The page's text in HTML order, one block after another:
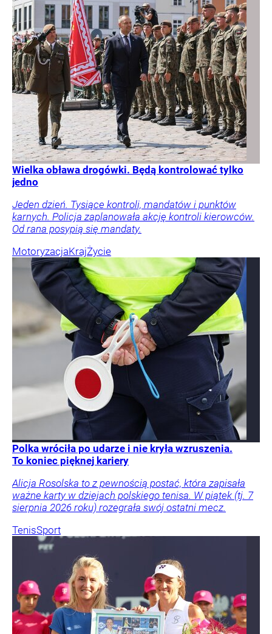
Wielka obława drogówki. Będą kontrolować tylko
jedno
Jeden dzień. Tysiące kontroli, mandatów i punktów
karnych. Policja zaplanowała akcję kontroli kierowców.
Od rana posypią się mandaty.
MotoryzacjaKrajŻycie
Polka wróciła po udarze i nie kryła wzruszenia.
To koniec pięknej kariery
Alicja Rosolska to z pewnością postać, która zapisała
ważne karty w dziejach polskiego tenisa. W piątek (tj. 7
sierpnia 2026 roku) rozegrała swój ostatni mecz.
TenisSport